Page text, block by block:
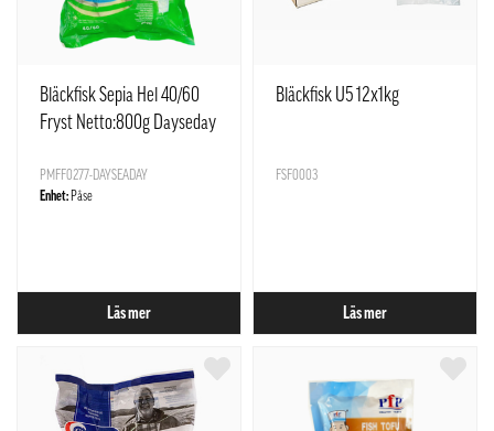
Bläckfisk Sepia Hel 40/60
Fryst Netto:800g Dayseday
PMFF0277-DAYSEADAY
Enhet: Påse
Läs mer
Bläckfisk U5 12x1kg
FSF0003
Läs mer